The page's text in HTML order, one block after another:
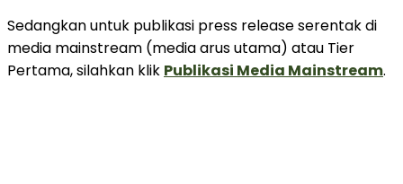
Sedangkan untuk publikasi press release serentak di
media mainstream (media arus utama) atau Tier
Pertama, silahkan klik Publikasi Media Mainstream.